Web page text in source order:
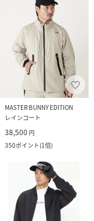
MASTER BUNNY EDITION
レインコート
38,500 円
350ポイント(1倍)